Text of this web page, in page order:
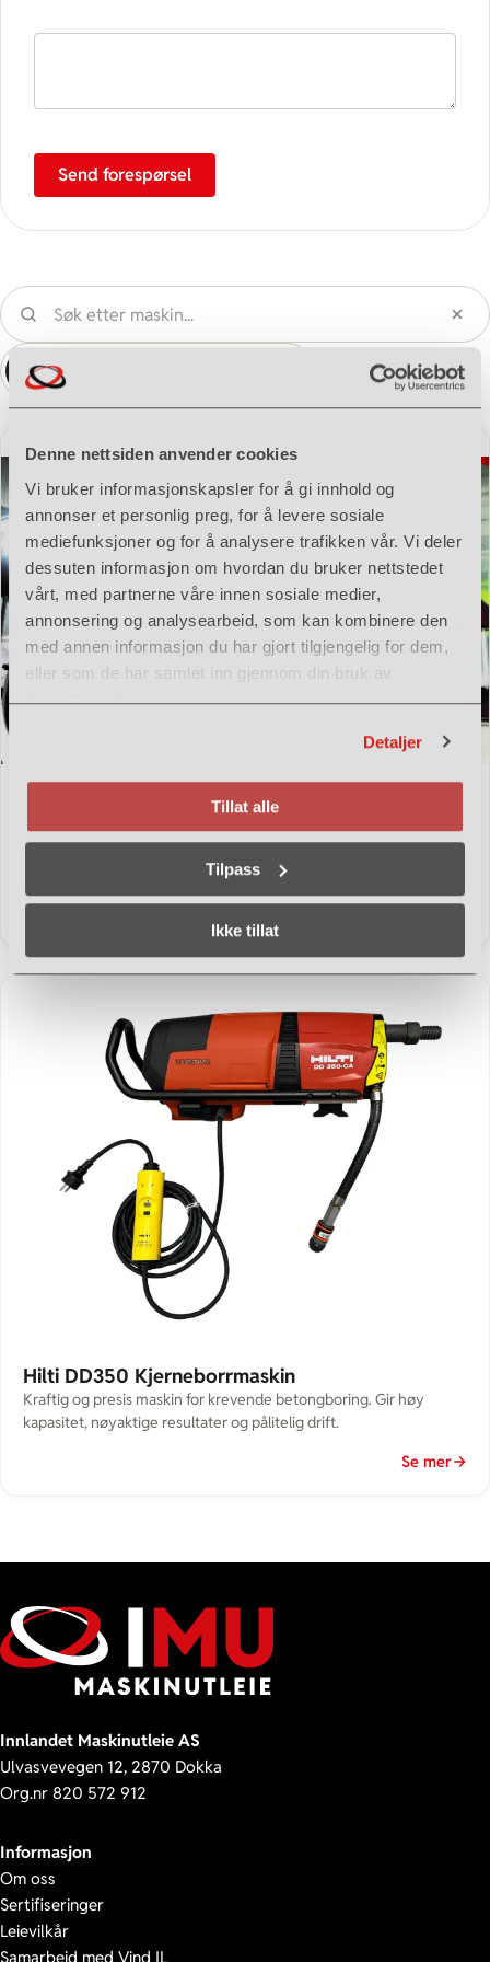
Denne nettsiden anvender cookies
Vi bruker informasjonskapsler for å gi innhold og
annonser et personlig preg, for å levere sosiale
mediefunksjoner og for å analysere trafikken vår. Vi deler
dessuten informasjon om hvordan du bruker nettstedet
vårt, med partnerne våre innen sosiale medier,
annonsering og analysearbeid, som kan kombinere den
med annen informasjon du har gjort tilgjengelig for dem,
eller som de har samlet inn gjennom din bruk av
tjenestene deres.
Detaljer
Tillat alle
Tilpass
Ikke tillat
Send forespørsel
Denne kategorien
Sök maskin
Hilti DD-WMS 100 Vannsystem kjerneborr
Vannhåndteringssystem – praktisk løsning for oppsamling,
filtrering og gjenbruk av vann ved kjerneboring. Gir renere
arbeidsområde og enklere arbeidshverdag
Hilti DD350 Kjerneborrmaskin
Kraftig og presis maskin for krevende betongboring. Gir høy
kapasitet, nøyaktige resultater og pålitelig drift.
Se mer
Innlandet Maskinutleie AS
Ulvasvevegen 12, 2870 Dokka
Org.nr 820 572 912
Informasjon
Om oss
Sertifiseringer
Leievilkår
Samarbeid med Vind IL